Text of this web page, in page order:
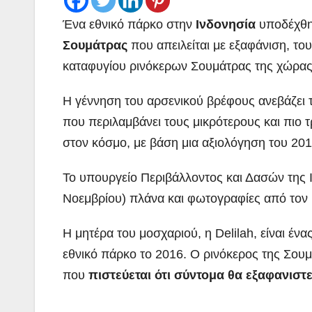
Ένα εθνικό πάρκο στην Ινδονησία
Σουμάτρας που απειλείται με εξαφάνιση,
καταφυγίου ρινόκερων Σουμάτρας της
Η γέννηση του αρσενικού βρέφους
που περιλαμβάνει τους μικρότερους και πιο
στον κόσμο, με βάση μια αξιολόγηση του
Το υπουργείο Περιβάλλοντος και Δασών
Νοεμβρίου) πλάνα και φωτογραφίες από τον
Η μητέρα του μοσχαριού, η Delilah, είναι
εθνικό πάρκο το 2016. Ο ρινόκερος της
που πιστεύεται ότι σύντομα θα